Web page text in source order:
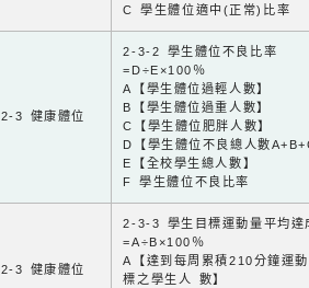
C 學生體位適中(正常)比率
2-3 健康體位
2-3-2 學生體位不良比率
=D÷E×100％
A【學生體位過輕人數】
B【學生體位過重人數】
C【學生體位肥胖人數】
D【學生體位不良總人數
E【全校學生總人數】
F 學生體位不良比率
2-3 健康體位
2-3-3 學生目標運動量平均達
=A÷B×100％
A【達到每周累積210分鐘運
標之學生人 數】